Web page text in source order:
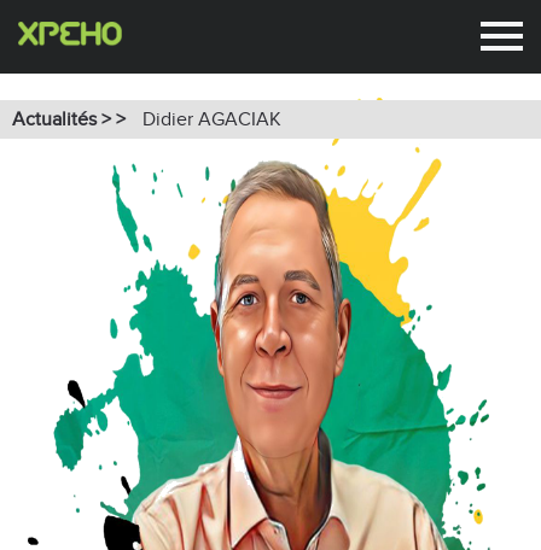
Actualités > > Didier AGACIAK